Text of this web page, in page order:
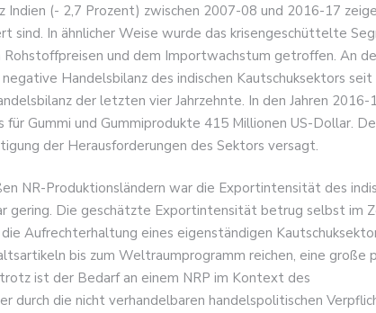
Indien (- 2,7 Prozent) zwischen 2007-08 und 2016-17
sind. In ähnlicher Weise wurde das krisengeschüttelte
und dem Importwachstum getroffen. An
Handelsbilanz des indischen Kautschuksektors
der letzten vier Jahrzehnte. In den Jahren
für Gummi und Gummiprodukte 415 Millionen US-Dollar.
der Herausforderungen des Sektors versagt.
NR-Produktionsländern war die Exportintensität des
gering. Die geschätzte Exportintensität betrug selbst im
Aufrechterhaltung eines eigenständigen
bis zum Weltraumprogramm reichen, eine große
ist der Bedarf an einem NRP im Kontext des
durch die nicht verhandelbaren handelspolitischen